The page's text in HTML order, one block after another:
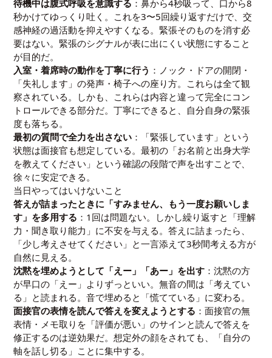
待機中は腹式呼吸を意識する ：鼻から4秒吸って、口から8
秒かけてゆっくり吐く。これを3〜5回繰り返すだけで、交
感神経の過活動を抑えやすくなる。緊張そのものを消す必
要はない。緊張のシグナルが表に出にくい状態にすること
が目的だ。
入室・着席時の動作を丁寧に行う ：ノック・ドアの開閉・
「失礼します」の発声・椅子への座り方。これらは全て観
察されている。しかも、これらは内容と違って完全にコン
トロールできる部分だ。丁寧にできると、自分自身の緊張
度も落ちる。
最初の質問で全力を出さない ：「緊張しています」という
状態は面接官も想定している。最初の「お名前と出身大学
を教えてください」という確認の段階で声を出すことで、
徐々に安定できる。
当日やってはいけないこと
答えが詰まったときに「すみません、もう一度お願いしま
す」を多用する ：1回は問題ない。しかし繰り返すと「理解
力・聞き取り能力」に不安を与える。答えに詰まったら、
「少し考えさせてください」と一言添えて3秒間考える方が
自然に見える。
沈黙を埋めようとして「えー」「あー」を出す ：沈黙の方
が早口の「えー」よりずっといい。無音の間は「考えてい
る」と読まれる。音で埋めると「慌てている」に変わる。
面接官の表情を読んで答えを変えようとする ：面接官の無
表情・メモ取りを「評価が悪い」のサインと読んで答えを
修正するのは逆効果だ。想定外の顔をされても、「自分の
軸を話し切る」ことに集中する。